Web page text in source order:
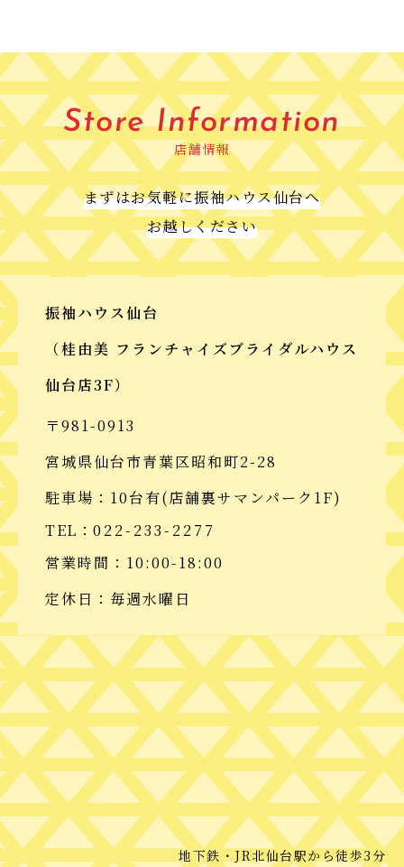
Store Information
店舗情報
まずはお気軽に振袖ハウス仙台へ
お越しください
振袖ハウス仙台
（桂由美 フランチャイズブライダルハウス
仙台店3F）
〒981-0913
宮城県仙台市青葉区昭和町2-28
駐車場：10台有(店舗裏サマンパーク1F)
TEL： 022-233-2277
営業時間：10:00-18:00
定休日：毎週水曜日
地下鉄・JR北仙台駅から徒歩3分